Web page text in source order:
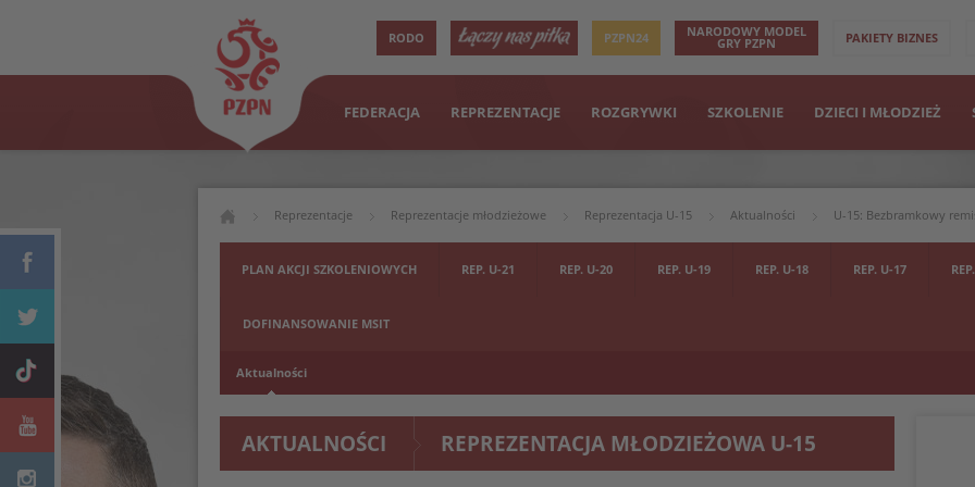
RODO PZPN24 NARODOWY MODEL
GRY PZPN PAKIETY BIZNES
FEDERACJA REPREZENTACJE ROZGRYWKI SZKOLENIE DZIECI I MŁODZIEŻ
Reprezentacje Reprezentacje młodzieżowe Reprezentacja U-15 Aktualności U-15: Bezbramkowy
PLAN AKCJI SZKOLENIOWYCH REP. U-21 REP. U-20 REP. U-19 REP. U-18 REP. U-17
DOFINANSOWANIE MSIT
Aktualności
AKTUALNOŚCI REPREZENTACJA MŁODZIEŻOWA U-15